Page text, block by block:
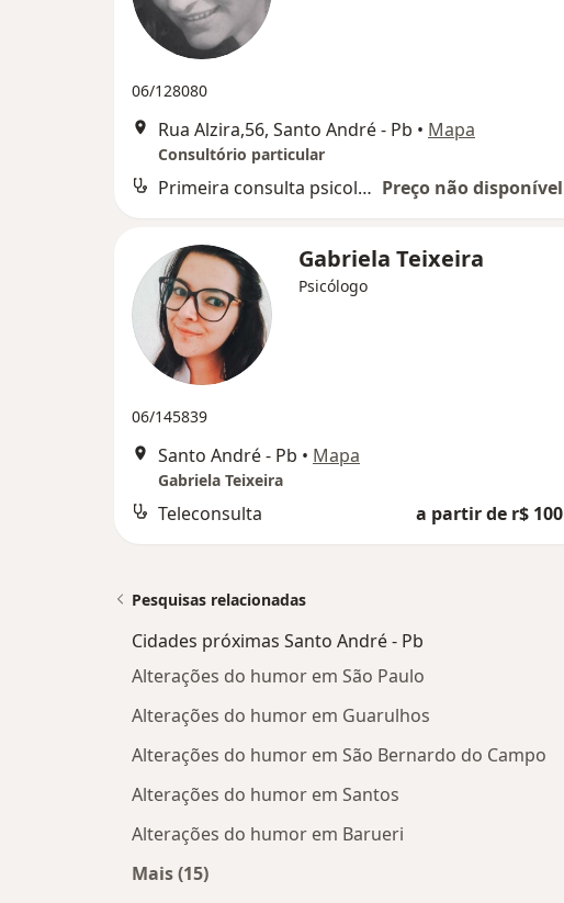
06/128080
Rua Alzira,56, Santo André - Pb • Mapa
Consultório particular
Primeira consulta psicologia Preço não disponível
Gabriela Teixeira
Psicólogo
06/145839
Santo André - Pb • Mapa
Gabriela Teixeira
Teleconsulta a partir de r$ 100
Pesquisas relacionadas
Cidades próximas Santo André - Pb
Alterações do humor em São Paulo
Alterações do humor em Guarulhos
Alterações do humor em São Bernardo do Campo
Alterações do humor em Santos
Alterações do humor em Barueri
Mais (15)